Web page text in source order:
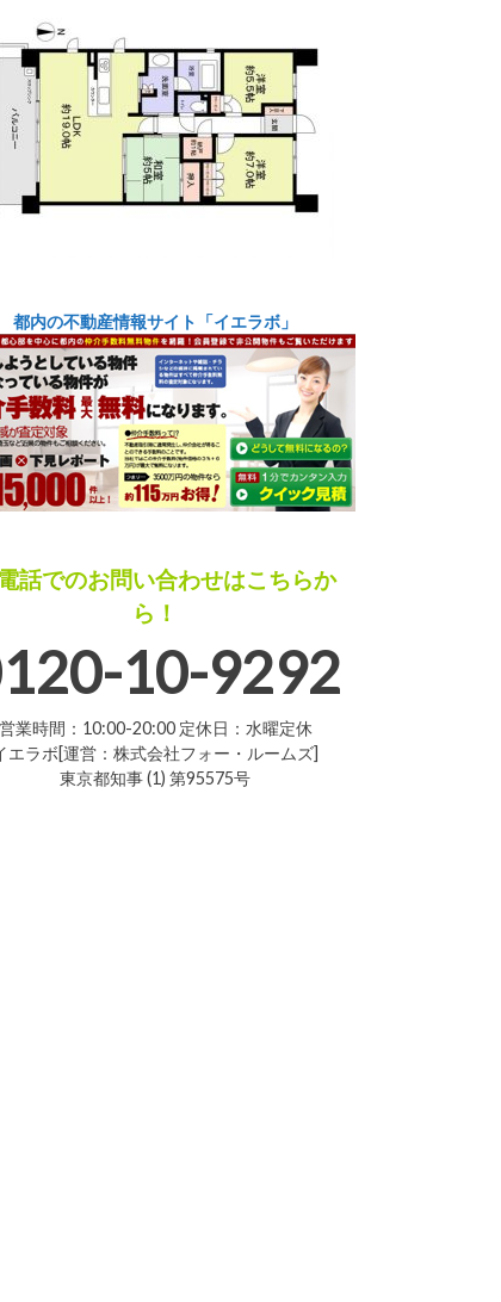
都内の不動産情報サイト「イエラボ」
話でのお問い合わせはこちらか
ら！
10-9292
営業時間：10:00-20:00 定休日：水曜定休
エラボ[運営：株式会社フォー・ルームズ]
東京都知事 (1) 第95575号